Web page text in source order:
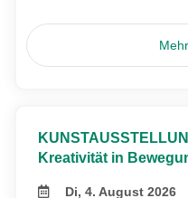
Kreativität in
Di, 4. August 2026